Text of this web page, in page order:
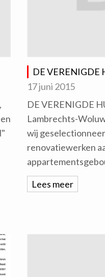
DE VERENIGDE
17 juni 2015
DE VERENIGDE
Lambrechts-
wij
renovatiewerken
Lees meer